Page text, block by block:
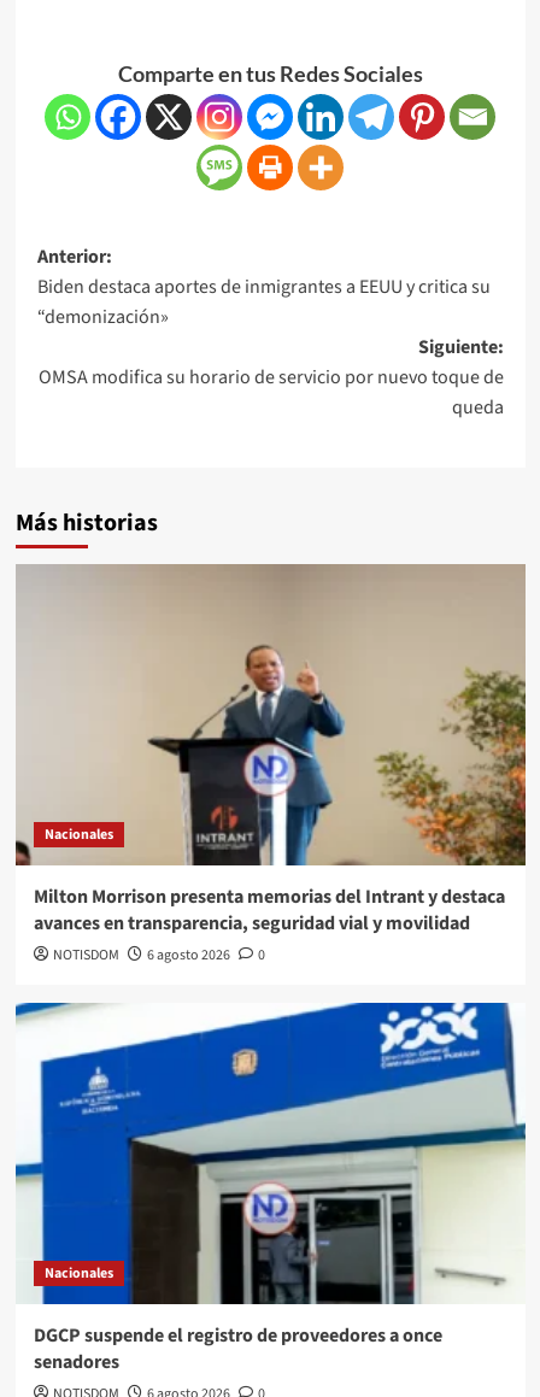
Comparte en tus Redes Sociales
Anterior:
Biden destaca aportes de inmigrantes a EEUU y critica su
“demonización»
Siguiente:
OMSA modifica su horario de servicio por nuevo toque de
queda
Más historias
Nacionales
Milton Morrison presenta memorias del Intrant y destaca
avances en transparencia, seguridad vial y movilidad
NOTISDOM 6 agosto 2026 0
Nacionales
DGCP suspende el registro de proveedores a once
senadores